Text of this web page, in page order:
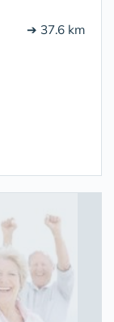
➔ 37.6 km